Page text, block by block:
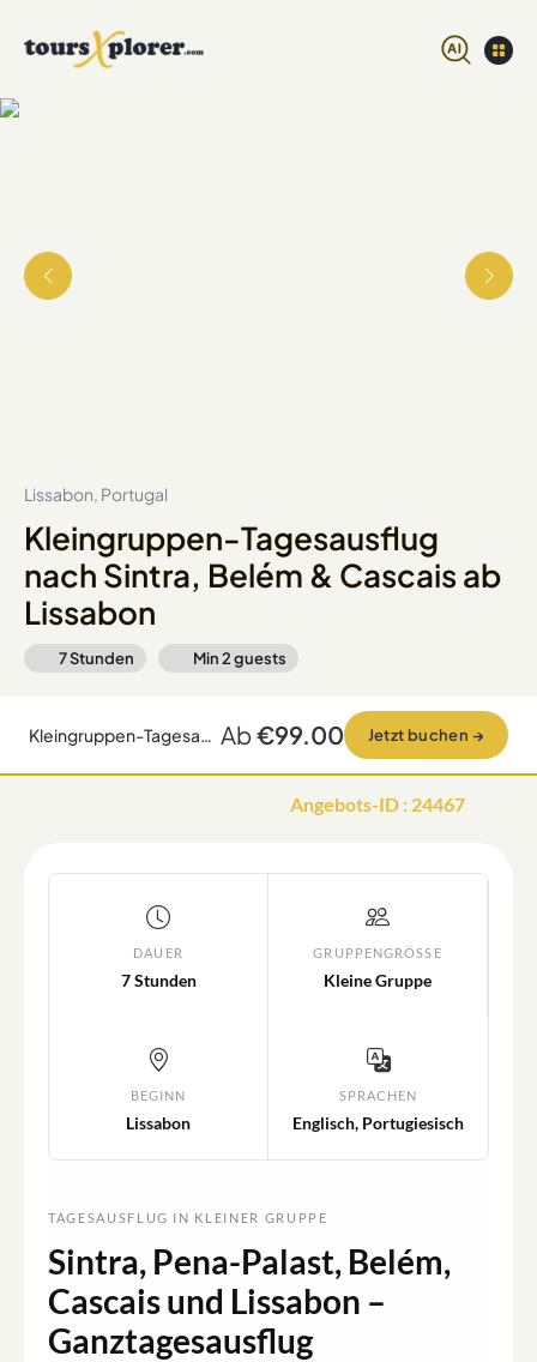
Lissabon, Portugal
Kleingruppen-Tagesausflug
nach Sintra, Belém & Cascais ab
Lissabon
7 Stunden Min2guests
Kleingruppen-Tagesausflug nach Sintra, Belém & Cascais ab Lissabon Ab€99.00 Jetzt buchen →
Angebots-ID : 24467
DAUER
7 Stunden
GRUPPENGRÖSSE
Kleine Gruppe
BEGINN
Lissabon
SPRACHEN
Englisch, Portugiesisch
TAGESAUSFLUG IN KLEINER GRUPPE
Sintra, Pena-Palast, Belém,
Cascais und Lissabon –
Ganztagesausflug